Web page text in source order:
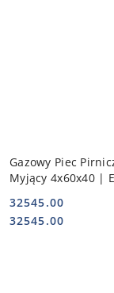
Gazowy Piec
Myjący 4x60x40 |
Cena:
32545.00
Cena:
32545.00